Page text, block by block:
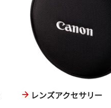
レンズアクセサリー